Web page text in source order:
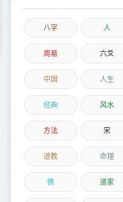
八字 人
周易 六爻
中国 人生
经典 风水
方法 宋
道教 命理
佛 道家